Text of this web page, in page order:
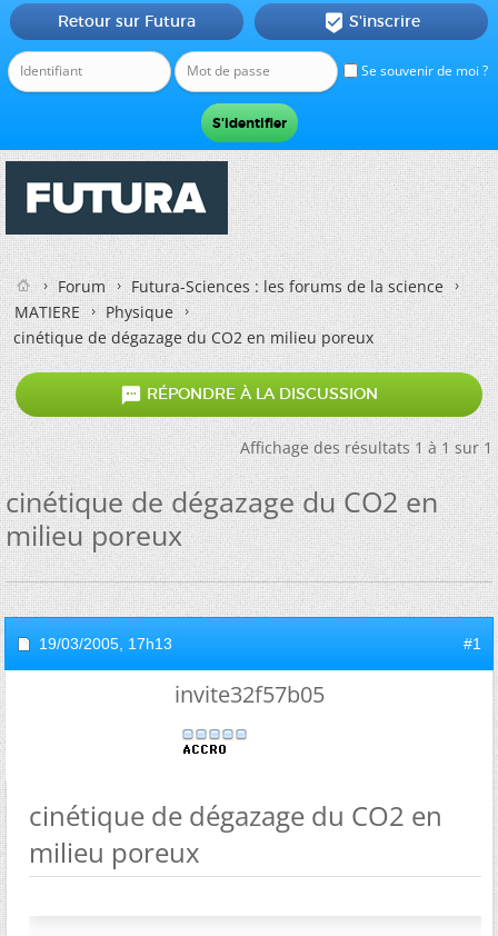
Se souvenir de moi ?
Retour sur Futura  S'inscrire
Forum
Futura-Sciences : les forums de la science
MATIERE
Physique
cinétique de dégazage du CO2 en milieu poreux
 RÉPONDRE À LA DISCUSSION
Affichage des résultats 1 à 1 sur 1
cinétique de dégazage du CO2 en
milieu poreux
19/03/2005, 17h13 #1
invite32f57b05
cinétique de dégazage du CO2 en
milieu poreux